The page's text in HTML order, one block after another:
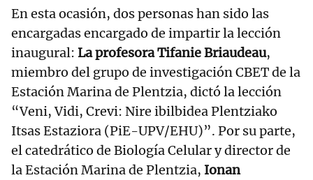
En esta ocasión, dos personas han sido las
encargadas encargado de impartir la lección
inaugural: La profesora Tifanie Briaudeau,
miembro del grupo de investigación CBET de la
Estación Marina de Plentzia, dictó la lección
“Veni, Vidi, Crevi: Nire ibilbidea Plentziako
Itsas Estaziora (PiE-UPV/EHU)”. Por su parte,
el catedrático de Biología Celular y director de
la Estación Marina de Plentzia, Ionan